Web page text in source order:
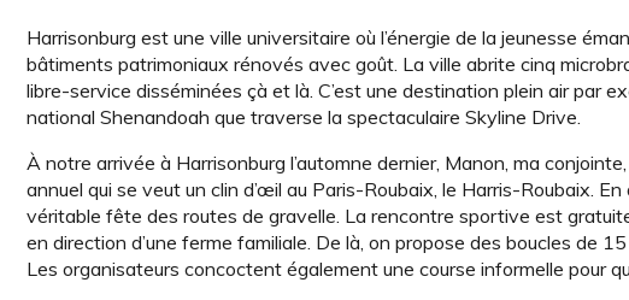
Harrisonburg est une ville universitaire où l’énergie de la jeunesse
bâtiments patrimoniaux rénovés avec goût. La ville abrite cinq
libre-service disséminées çà et là. C’est une destination plein air par
national Shenandoah que traverse la spectaculaire Skyline Drive.
À notre arrivée à Harrisonburg l’automne dernier, Manon, ma
annuel qui se veut un clin d’œil au Paris-Roubaix, le Harris-Roubaix.
véritable fête des routes de gravelle. La rencontre sportive est
en direction d’une ferme familiale. De là, on propose des boucles de
Les organisateurs concoctent également une course informelle pour